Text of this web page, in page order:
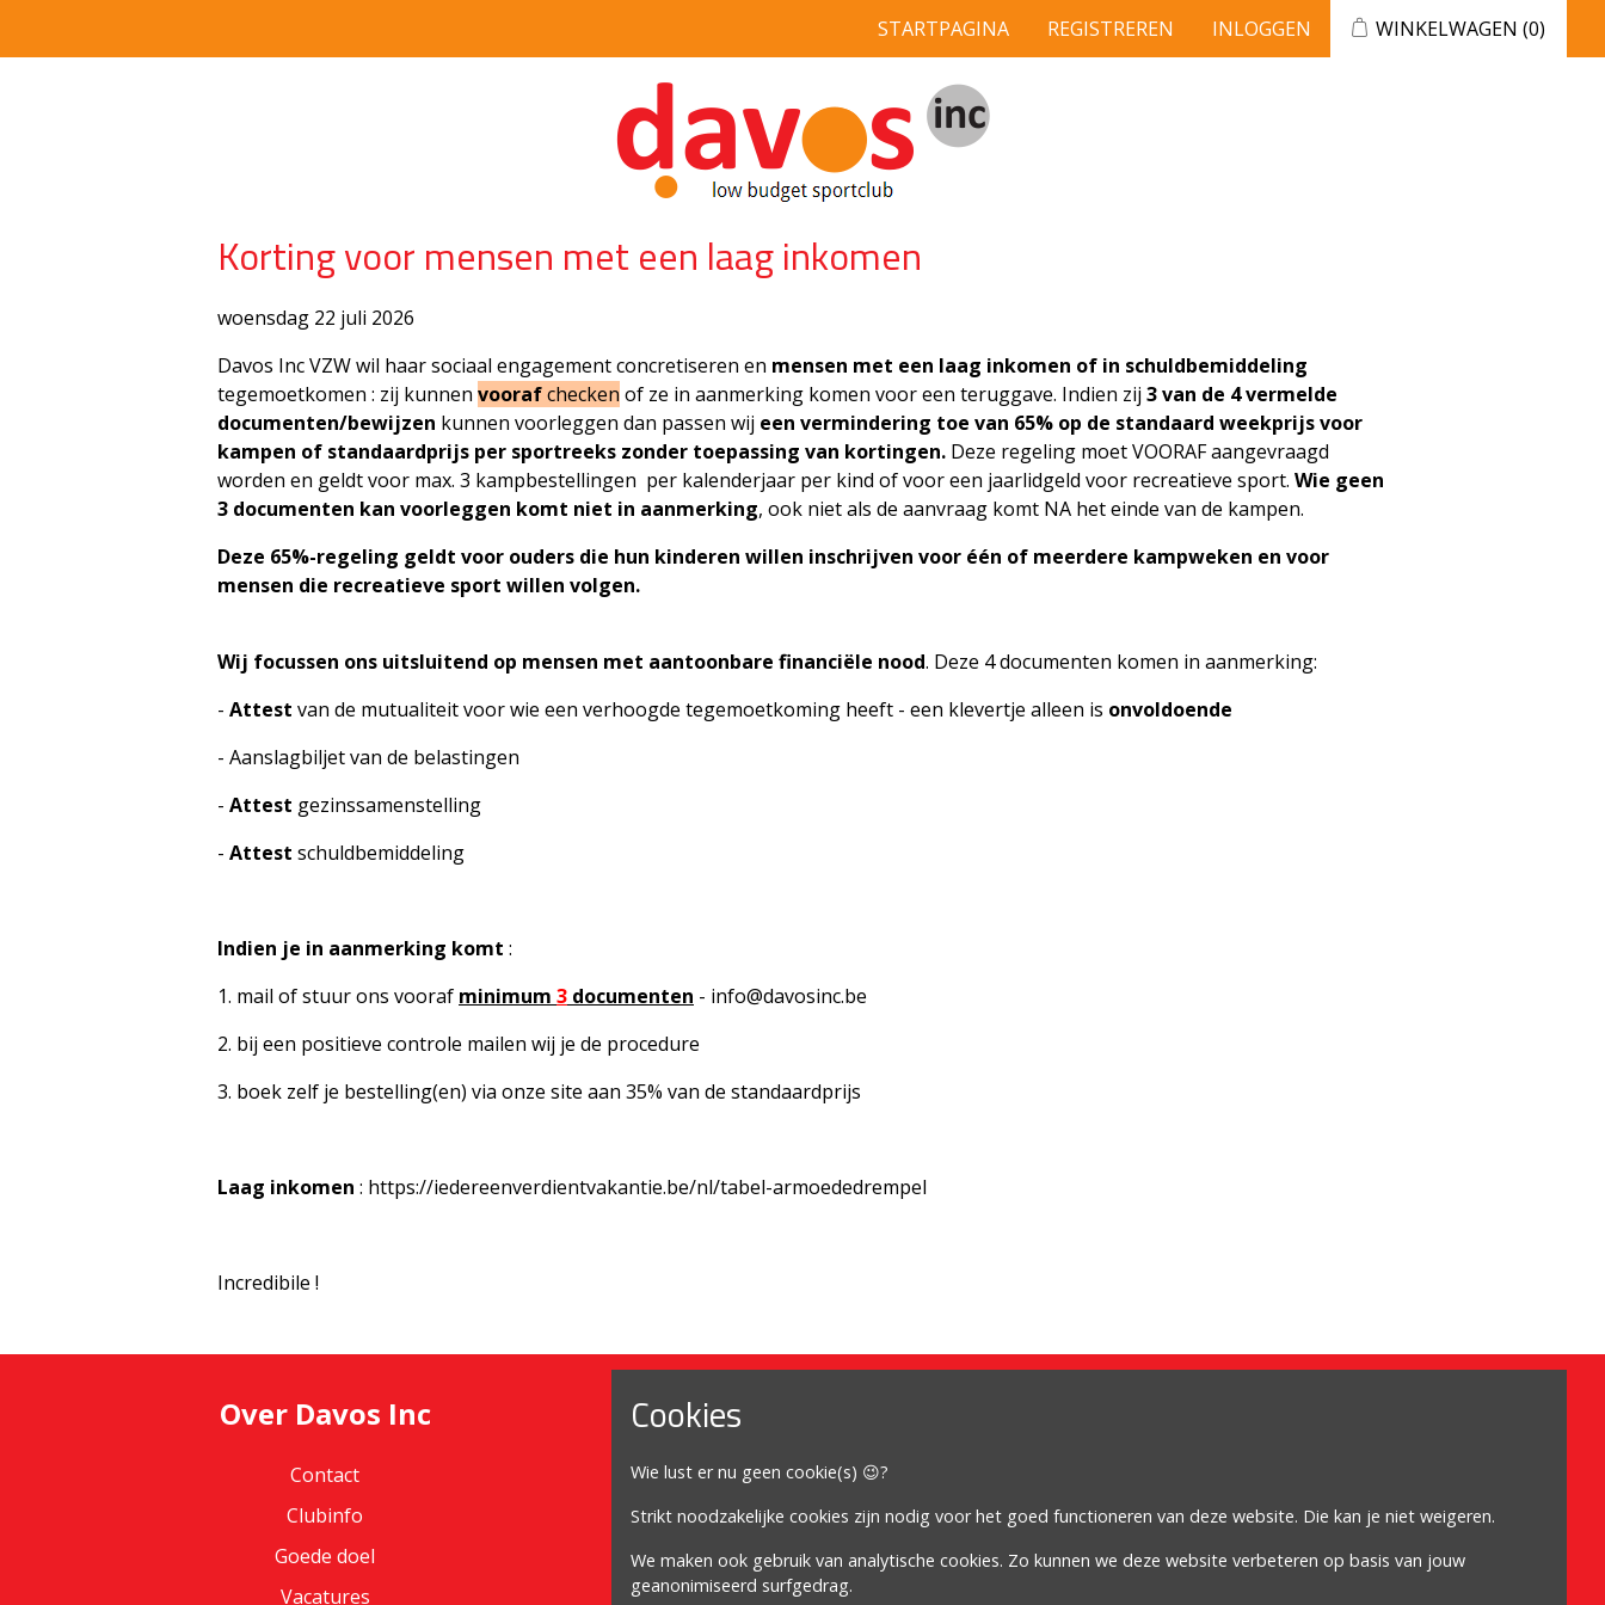
STARTPAGINA REGISTREREN INLOGGEN WINKELWAGEN (0)
Cookies
Wie lust er nu geen cookie(s) 😉?
Strikt noodzakelijke cookies zijn nodig voor het goed functioneren van deze website. Die kan je niet weigeren.
We maken ook gebruik van analytische cookies. Zo kunnen we deze website verbeteren op basis van jouw
geanonimiseerd surfgedrag.
Korting voor mensen met een laag inkomen
woensdag 22 juli 2026
Davos Inc VZW wil haar sociaal engagement concretiseren en mensen met een laag inkomen of in schuldbemiddeling
tegemoetkomen : zij kunnen voorafchecken of ze in aanmerking komen voor een teruggave. Indien zij 3 van de 4 vermelde
documenten/bewijzen kunnen voorleggen dan passen wij een vermindering toe van 65% op de standaard weekprijs voor
kampen of standaardprijs per sportreeks zonder toepassing van kortingen. Deze regeling moet VOORAF aangevraagd
worden en geldt voor max. 3 kampbestellingen per kalenderjaar per kind of voor een jaarlidgeld voor recreatieve sport. Wie geen
3 documenten kan voorleggen komt niet in aanmerking, ook niet als de aanvraag komt NA het einde van de kampen.
Deze 65%-regeling geldt voor ouders die hun kinderen willen inschrijven voor één of meerdere kampweken en voor
mensen die recreatieve sport willen volgen.
Wij focussen ons uitsluitend op mensen met aantoonbare financiële nood. Deze 4 documenten komen in aanmerking:
- Attest van de mutualiteit voor wie een verhoogde tegemoetkoming heeft - een klevertje alleen is onvoldoende
- Aanslagbiljet van de belastingen
- Attest gezinssamenstelling
- Attest schuldbemiddeling
Indien je in aanmerking komt :
1. mail of stuur ons vooraf minimum 3 documenten - info@davosinc.be
2. bij een positieve controle mailen wij je de procedure
3. boek zelf je bestelling(en) via onze site aan 35% van de standaardprijs
Laag inkomen : https://iedereenverdientvakantie.be/nl/tabel-armoededrempel
Incredibile !
Over Davos Inc
Contact
Clubinfo
Goede doel
Vacatures
Mijn account
Mijn account
Bestellingen
Adressen
Winkelwagen
Cookiebeleid
Privacybeleid